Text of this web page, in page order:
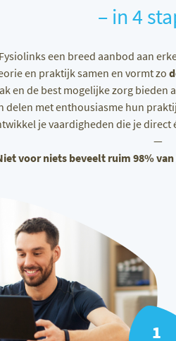
– in 4
een breed aanbod aan
en praktijk samen en vormt zo
en de best mogelijke zorg
delen met enthousiasme hun
je vaardigheden die je
—
voor niets beveelt ruim 98%